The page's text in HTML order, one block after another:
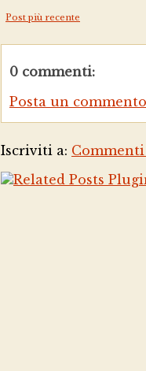
Post più recente
0 commenti:
Posta un commento
Iscriviti a: